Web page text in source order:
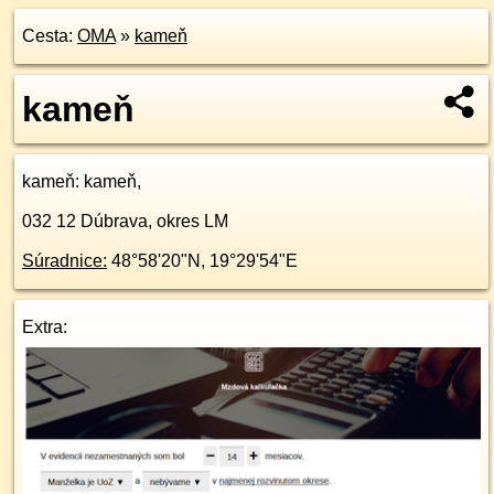
Cesta: OMA» kameň
kameň
kameň: kameň,
032 12 Dúbrava, okres LM
Súradnice: 48°58'20"N , 19°29'54"E
Extra: